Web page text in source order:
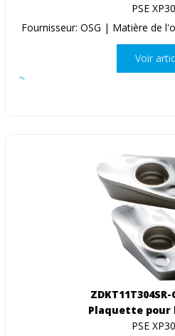
PSE
Fournisseur: OSG | Matière de
Voir
ZDKT11T304SR-
Plaquette pour
PSE